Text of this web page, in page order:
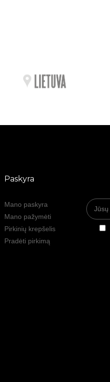
Paskyra
Mano paskyra
Mano pažymėti
Pirkinių krepšelis
Pradėti pirkimą